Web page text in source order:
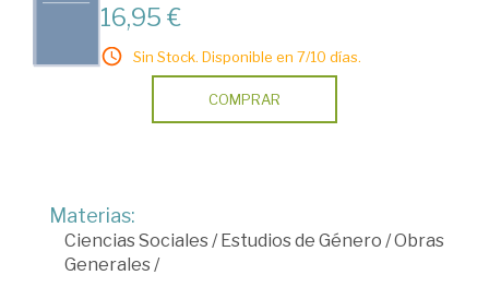
16,95 €
Sin Stock. Disponible en 7/10 días.
COMPRAR
Materias:
Ciencias Sociales/ Estudios de Género /Obras
Generales/